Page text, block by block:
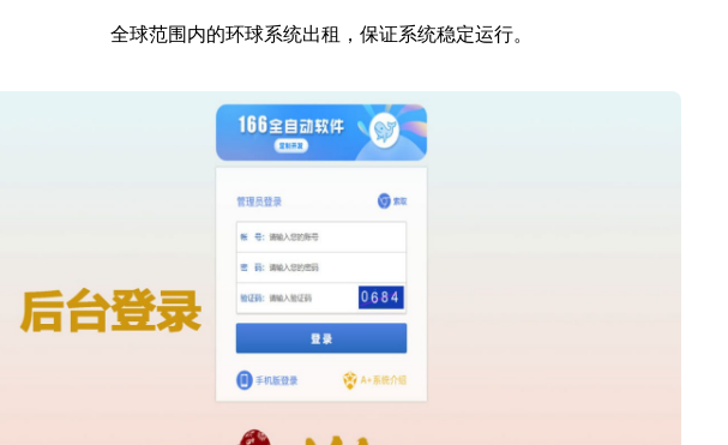
全球范围内的环球系统出租，保证系统稳定运行。